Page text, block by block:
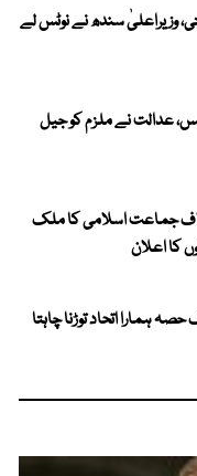
وزیراعلیٰ سندھ نے نوٹس لے
عدالت نے ملزم کو جیل
جماعت اسلامی کا ملک
ہمارا اتحاد توڑنا چاہتا